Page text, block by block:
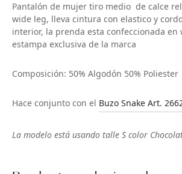
Pantalón de mujer tiro medio de calce
wide leg, lleva cintura con elastico y
interior, la prenda esta confeccionada en
estampa exclusiva de la marca
Composición: 50% Algodón 50% Poliester
Hace conjunto con el Buzo Snake Art.
La modelo está usando talle S color